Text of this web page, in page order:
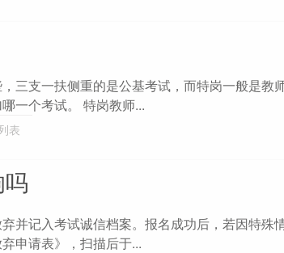
三支一扶侧重的是公基考试，而特岗一般是教
一个考试。 特岗教师...
表
并记入考试诚信档案。报名成功后，若因特殊
申请表》，扫描后于...